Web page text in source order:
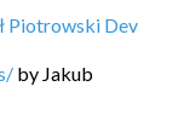
Piotrowski Dev
by Jakub